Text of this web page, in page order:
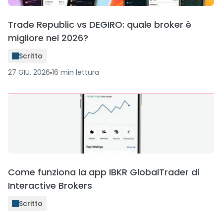
Trade Republic vs DEGIRO: quale broker è
migliore nel 2026?
Scritto
27 GIU, 2026 16 min lettura
Come funziona la app IBKR GlobalTrader di
Interactive Brokers
Scritto